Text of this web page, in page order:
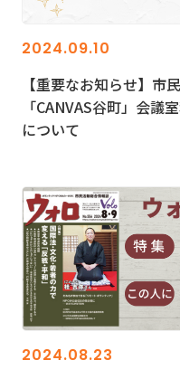
2024.09.10
【重要なお知らせ】市
「CANVAS谷町」会議
について
2024.08.23